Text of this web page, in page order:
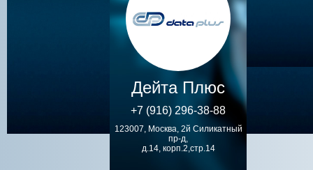
Дейта Плюс
+7 (916) 296-38-88
123007, Москва, 2й Силикатный
пр-д,
д.14, корп.2,стр.14